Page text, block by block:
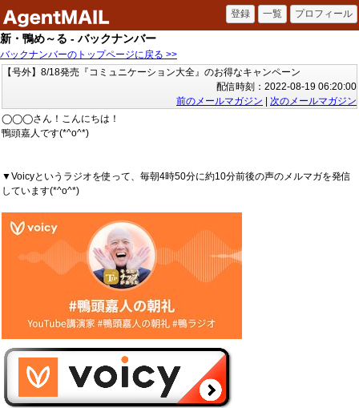
新・鴨め～る - バックナンバー
バックナンバーのトップページに戻る >>
【号外】8/18発売『コミュニケーション大全』のお得なキャンペーン
配信時刻：2022-08-19 06:20:00
前のメールマガジン
次のメールマガジン
◯◯◯さん！こんにちは！
鴨頭嘉人です(*^o^*)
▼Voicyというラジオを使って、毎朝4時50分に約10分前後の声のメルマガを発信
しています(*^o^*)